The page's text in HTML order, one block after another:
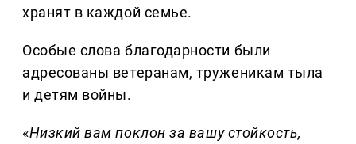
хранят в каждой семье.
Особые слова благодарности были
адресованы ветеранам, труженикам тыла
и детям войны.
«Низкий вам поклон за вашу стойкость,